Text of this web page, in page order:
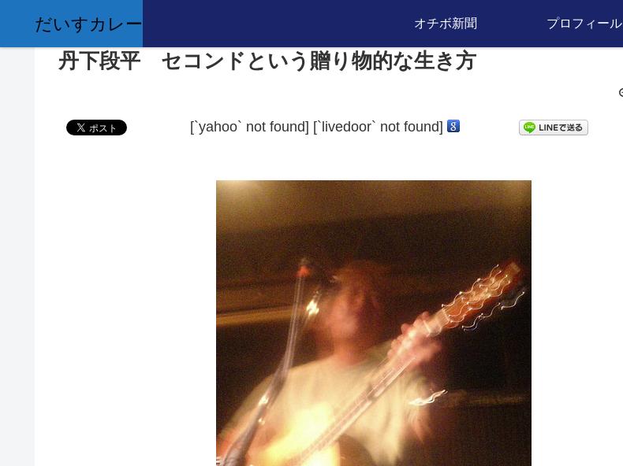
だいすカレー オチボ新聞 プロフィール
丹下段平 セコンドという贈り物的な生き方
[`yahoo` not found] [`livedoor` not found]